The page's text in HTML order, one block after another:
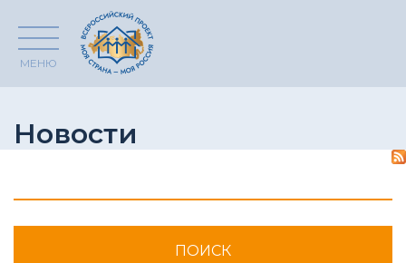
МЕНЮ
Новости